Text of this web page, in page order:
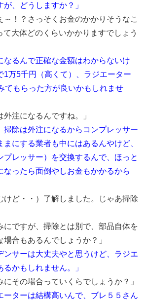
、どうしますか？」
～！？さっそくお金のかかりそうなこ
て大体どのくらいかかりますでしょう
なるんで正確な金額はわからないけ
1万5千円（高くて）、ラジエーター
てもらった方が良いかもしれませ
注になるんですね。」
掃除は外注になるからコンプレッサー
にする業者も中にはあるんやけど、
プレッサー）を交換するんで、ほっと
なったら面倒やしお金もかかるから
けど・・）了解しました。じゃあ掃除
にですが、掃除とは別で、部品自体を
合もあるんでしょうか？」
ンサーは大丈夫やと思うけど、ラジエ
かもしれません。」
その場合っていくらでしょうか？」
ーターは結構高いんで、ブレ５５さん